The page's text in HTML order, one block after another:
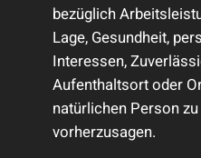
bezüglich
Lage, Gesundheit,
Interessen,
Aufenthaltsort oder
natürlichen Person
vorherzusagen.